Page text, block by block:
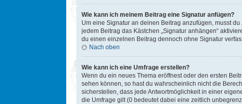
Wie kann ich meinem Beitrag eine Signatur anfügen?
Um eine Signatur an deinen Beitrag anzufügen, musst
jedem Beitrag das Kästchen „Signatur anhängen“
du einen einzelnen Beitrag dennoch ohne Signatur
Nach oben
Wie kann ich eine Umfrage erstellen?
Wenn du ein neues Thema eröffnest oder den ersten
sehen können, so hast du wahrscheinlich nicht die
sicherstellen, dass jede Antwortmöglichkeit in einer
die Umfrage gilt (0 bedeutet dabei eine zeitlich